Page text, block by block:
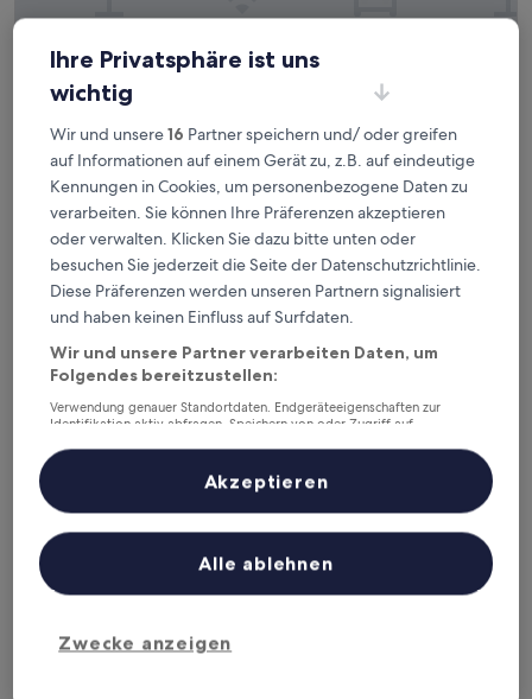
View Melbourne
View Melbourne
4.0-
Sterne-
Unterkunft
Melbourne Central Business District, 12,6 km von Moorabbin
entfernt
von
Hervorragend,
(1.414
Bewertungen)
8,8/10 Hervorragend (1.414 Bewertungen)
beträgt
79 €
inkl. Steuern & Gebühren
20. Aug.–21. Aug.
4.0-
Quest St Kilda Road
Ihre Privatsphäre ist uns
wichtig
Wir und unsere16 Partner speichern und/ oder greifen
auf Informationen auf einem Gerät zu, z.B. auf eindeutige
Kennungen in Cookies, um personenbezogene Daten zu
verarbeiten. Sie können Ihre Präferenzen akzeptieren
oder verwalten. Klicken Sie dazu bitte unten oder
besuchen Sie jederzeit die Seite der Datenschutzrichtlinie.
Diese Präferenzen werden unseren Partnern signalisiert
und haben keinen Einfluss auf Surfdaten.
Wir und unsere Partner verarbeiten Daten, um
Folgendes bereitzustellen:
Verwendung genauer Standortdaten. Endgeräteeigenschaften zur
Identifikation aktiv abfragen. Speichern von oder Zugriff auf
Inhalte, Messung von Werbeleistung und der Performance von Inhalten,
Zielgruppenforschung sowie Entwicklung und Verbesserung von
Liste der Partner (Lieferanten)
Zwecke anzeigen
Alle ablehnen
Akzeptieren